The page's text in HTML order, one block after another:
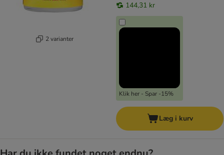
2 varianter
144,31 kr
Klik her - Spar -15%
Læg i kurv